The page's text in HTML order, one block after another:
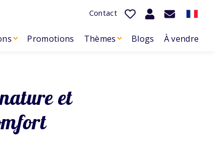
Contact
Promotions Thèmes Blogs À vendre
et